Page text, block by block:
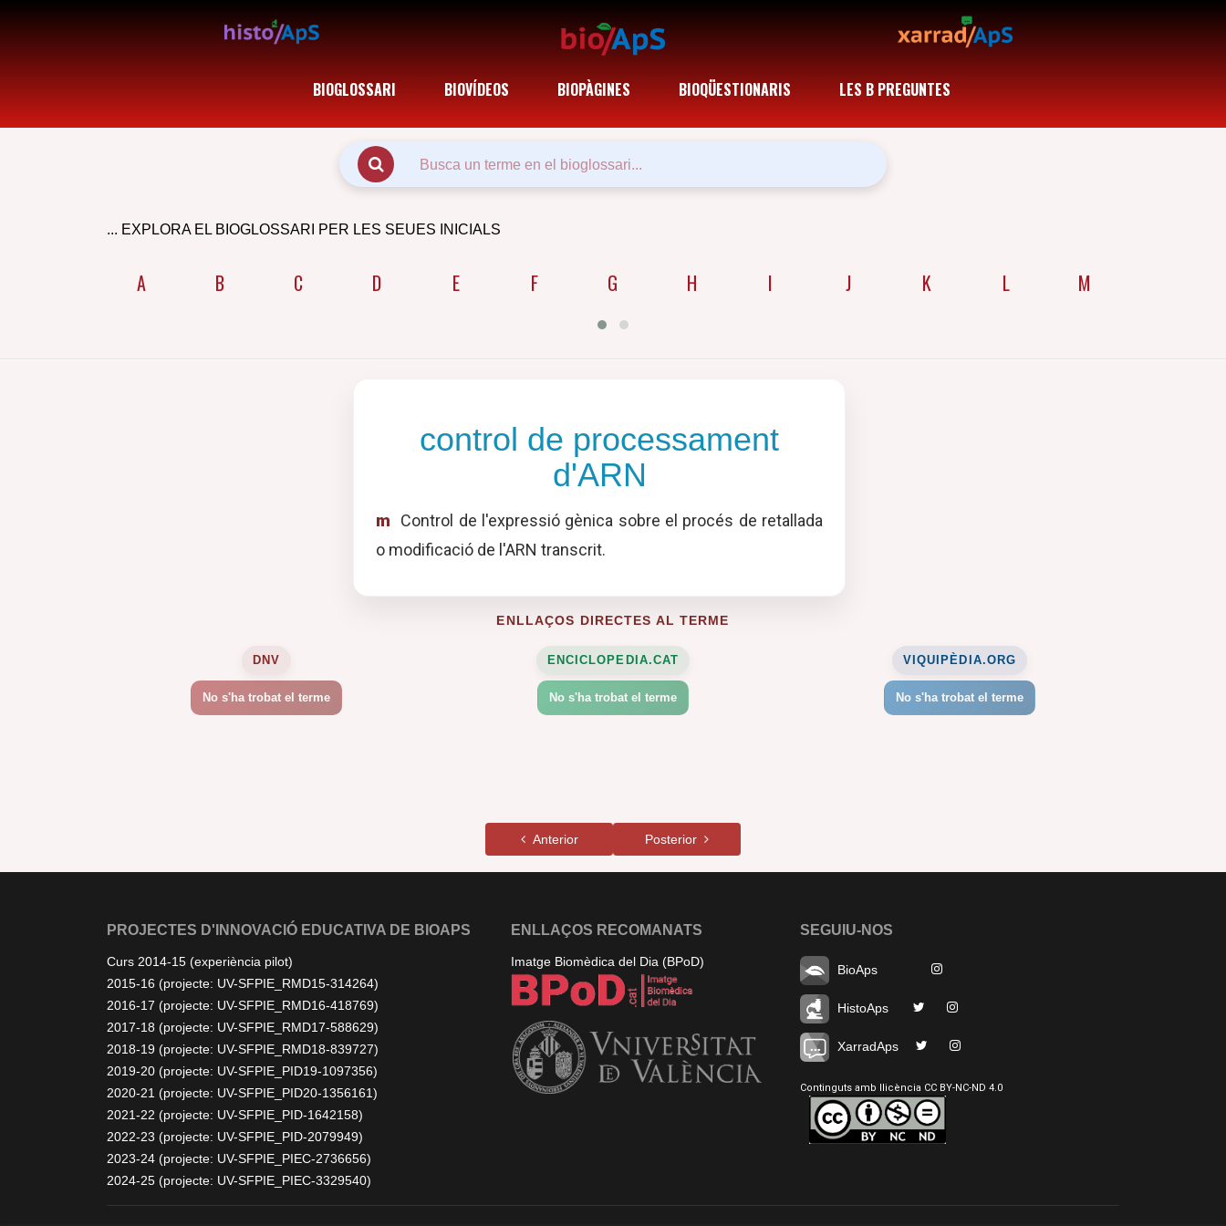
BIOGLOSSARI BIOVÍDEOS BIOPÀGINES BIOQÜESTIONARIS LES B PREGUNTES
... EXPLORA EL BIOGLOSSARI PER LES SEUES INICIALS
A B C D E F G H I J K L M
control de processament
d'ARN
m
Control de l'expressió gènica sobre el procés de retallada
o modificació de l'ARN transcrit.
ENLLAÇOS DIRECTES AL TERME
DNV
No s'ha trobat el terme
ENCICLOPEDIA.CAT
No s'ha trobat el terme
VIQUIPÈDIA.ORG
No s'ha trobat el terme
Anterior Posterior
PROJECTES D'INNOVACIÓ EDUCATIVA DE BIOAPS
Curs 2014-15 (experiència pilot)
2015-16 (projecte: UV-SFPIE_RMD15-314264)
2016-17 (projecte: UV-SFPIE_RMD16-418769)
2017-18 (projecte: UV-SFPIE_RMD17-588629)
2018-19 (projecte: UV-SFPIE_RMD18-839727)
2019-20 (projecte: UV-SFPIE_PID19-1097356)
2020-21 (projecte: UV-SFPIE_PID20-1356161)
2021-22 (projecte: UV-SFPIE_PID-1642158)
2022-23 (projecte: UV-SFPIE_PID-2079949)
2023-24 (projecte: UV-SFPIE_PIEC-2736656)
2024-25 (projecte: UV-SFPIE_PIEC-3329540)
ENLLAÇOS RECOMANATS
Imatge Biomèdica del Dia (BPoD)
SEGUIU-NOS
BioAps
HistoAps
XarradAps
Continguts amb llicència CC BY-NC-ND 4.0